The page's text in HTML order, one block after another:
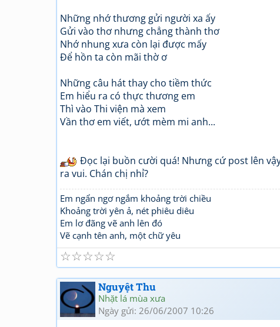
Những nhớ thương gửi người xa ấy
Gửi vào thơ nhưng chẳng thành thơ
Nhớ nhung xưa còn lại được mấy
Để hồn ta còn mãi thờ ơ
Những câu hát thay cho tiềm thức
Em hiểu ra có thực thương em
Thì vào Thi viện mà xem
Vần thơ em viết, ướt mèm mi anh...
Đọc lại buồn cười quá! Nhưng cứ post lên
ra vui. Chán chị nhỉ?
Em ngẩn ngơ ngắm khoảng trời chiều
Khoảng trời yên ả, nét phiêu diêu
Em lơ đãng vẽ anh lên đó
Vẽ cạnh tên anh, một chữ yêu
☆
☆
☆
☆
☆
Nguyệt Thu
Nhặt lá mùa xưa
Ngày gửi: 26/06/2007 10:26